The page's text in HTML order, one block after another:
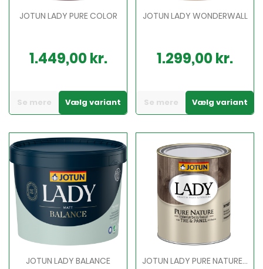
JOTUN LADY PURE COLOR
1.449,00 kr.
Se mere Vælg variant
JOTUN LADY WONDERWALL
1.299,00 kr.
Se mere Vælg variant
JOTUN LADY BALANCE JOTUN LADY PURE NATURE...